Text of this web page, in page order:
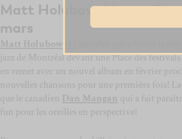
Matt Holubowski avec Dan
mars
Matt Holubowski
jazz de Montréal devant une Place des
en remet avec un nouvel album en février
nouvelles chansons pour une première fois!
que le canadien Dan Mangan qui a fait
fun pour les oreilles en perspective!